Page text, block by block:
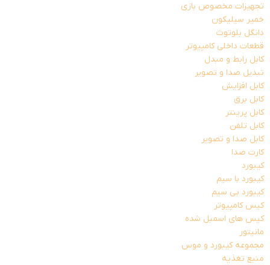
تجهیزات مخصوص بازی
خمیر سیلیکون
دانگل بلوتوث
قطعات داخلی کامپیوتر
کابل رابط و مبدل
تبدیل صدا و تصویر
کابل افزایش
کابل برق
کابل پرینتر
کابل تلفن
کابل صدا و تصویر
کارت صدا
کیبورد
کیبورد با سیم
کیبورد بی سیم
کیس کامپیوتر
کیس های اسمبل شده
مانیتور
مجموعه کیبورد و موس
منبع تغذیه